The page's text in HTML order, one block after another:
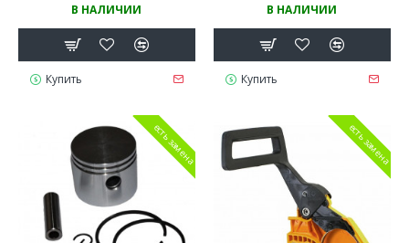
В НАЛИЧИИ
Купить
В НАЛИЧИИ
Купить
есть замена есть замена